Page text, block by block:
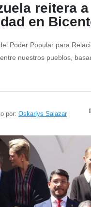
reitera
en
Poder Popular para
nuestros pueblos,
por: Oskarlys Salazar